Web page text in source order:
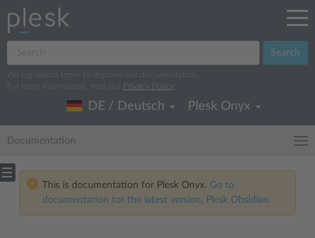
Search
We log search terms to improve our documentation.
For more information, read our
Privacy Policy
DE / Deutsch Plesk Onyx
Documentation
This is documentation for Plesk Onyx. Go to
documentation for the latest version, Plesk Obsidian.